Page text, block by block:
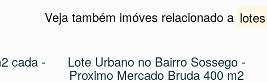
» Quero Mais Informações «
Veja também imóves relacionado a lotes